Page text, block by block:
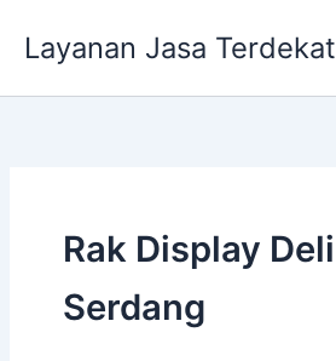
Layanan Jasa Terdekat
Rak Display Deli
Serdang